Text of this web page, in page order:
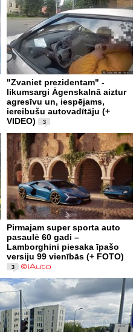
"Zvaniet prezidentam" -
likumsargi Āgenskalnā aiztur
agresīvu un, iespējams,
iereibušu autovadītāju (+
VIDEO)
3
Pirmajam super sporta auto
pasaulē 60 gadi –
Lamborghini piesaka īpašo
versiju 99 vienībās (+ FOTO)
3